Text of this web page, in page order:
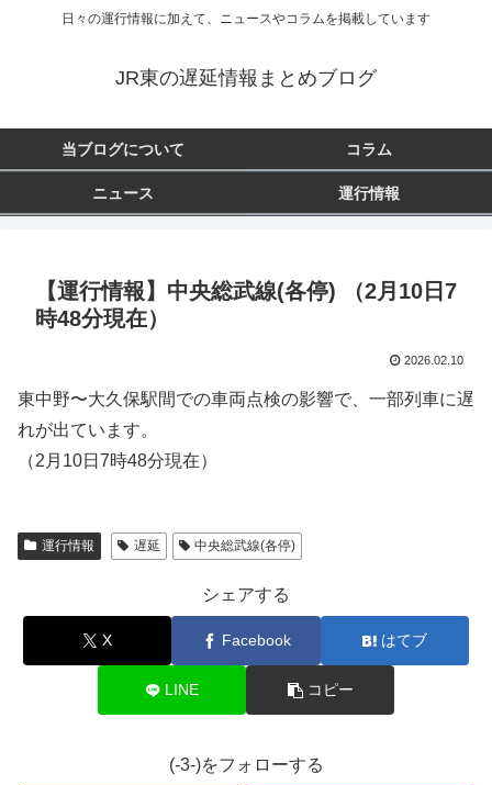
日々の運行情報に加えて、ニュースやコラムを掲載しています
JR東の遅延情報まとめブログ
当ブログについて コラム
ニュース 運行情報
【運行情報】中央総武線(各停) （2月10日7
時48分現在）
2026.02.10
東中野〜大久保駅間での車両点検の影響で、一部列車に遅
れが出ています。
（2月10日7時48分現在）
運行情報 遅延 中央総武線(各停)
シェアする
X Facebook はてブ
LINE コピー
(-3-)をフォローする